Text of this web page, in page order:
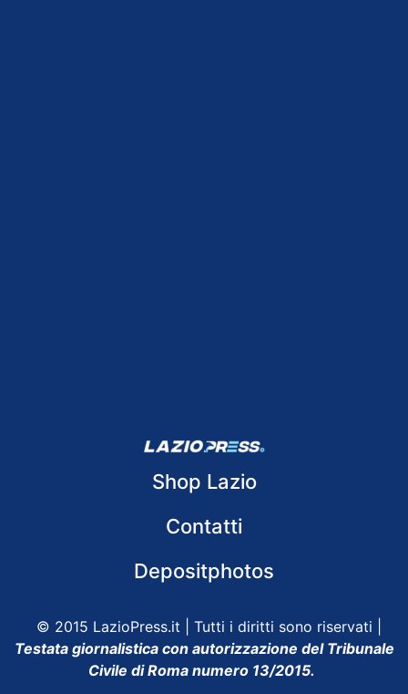
Shop Lazio
Contatti
Depositphotos
© 2015 LazioPress.it | Tutti i diritti sono riservati |
Testata giornalistica con autorizzazione del Tribunale
Civile di Roma numero 13/2015.